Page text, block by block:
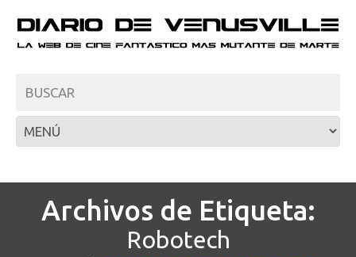
Archivos de Etiqueta:
Robotech